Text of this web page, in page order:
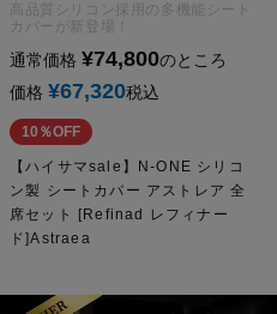
高品質シリコン採用の多機能シート
カバーが新登場！
通常価格 ¥74,800のところ
価格 ¥67,320税込
10％OFF
【ハイサマsale】N-ONE シリコ
ン製 シートカバー アストレア 全
席セット [Refinad レフィナー
ド]Astraea